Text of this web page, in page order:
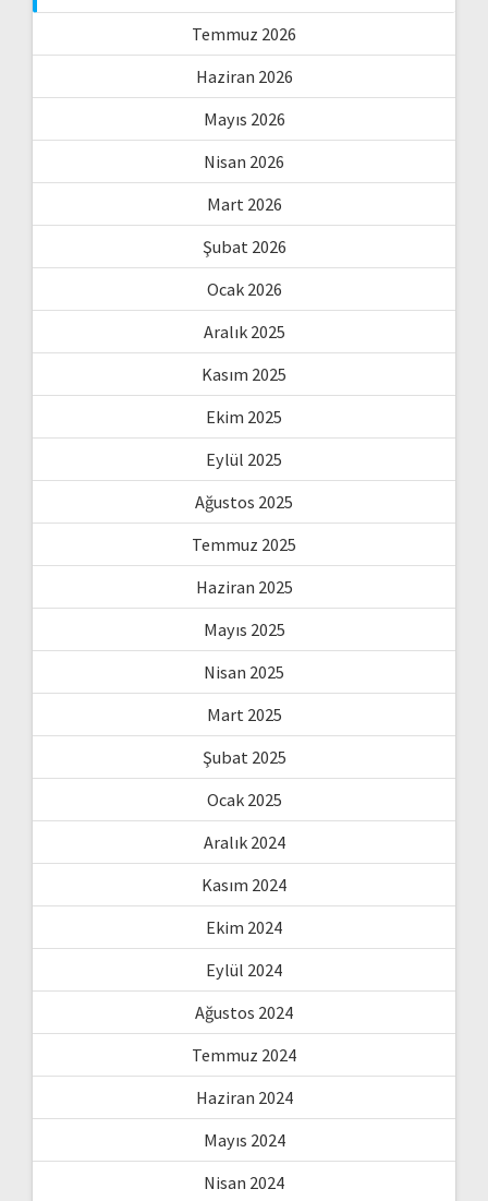
Temmuz 2026
Haziran 2026
Mayıs 2026
Nisan 2026
Mart 2026
Şubat 2026
Ocak 2026
Aralık 2025
Kasım 2025
Ekim 2025
Eylül 2025
Ağustos 2025
Temmuz 2025
Haziran 2025
Mayıs 2025
Nisan 2025
Mart 2025
Şubat 2025
Ocak 2025
Aralık 2024
Kasım 2024
Ekim 2024
Eylül 2024
Ağustos 2024
Temmuz 2024
Haziran 2024
Mayıs 2024
Nisan 2024